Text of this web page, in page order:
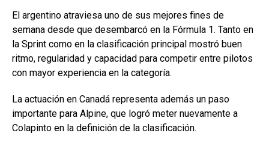
El argentino atraviesa uno de sus mejores fines de
semana desde que desembarcó en la Fórmula 1. Tanto en
la Sprint como en la clasificación principal mostró buen
ritmo, regularidad y capacidad para competir entre pilotos
con mayor experiencia en la categoría.
La actuación en Canadá representa además un paso
importante para Alpine, que logró meter nuevamente a
Colapinto en la definición de la clasificación.